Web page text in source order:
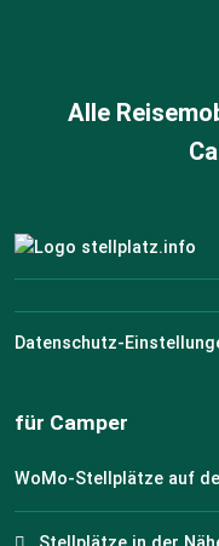
Alle
Datenschutz-
für Camper
WoMo-Stellplätze auf